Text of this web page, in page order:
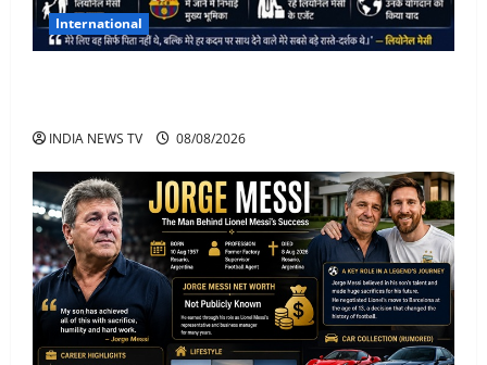
International
INDIA NEWS TV 08/08/2026